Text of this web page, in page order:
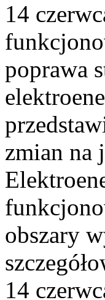
14
poprawa
zmian na
obszary
14